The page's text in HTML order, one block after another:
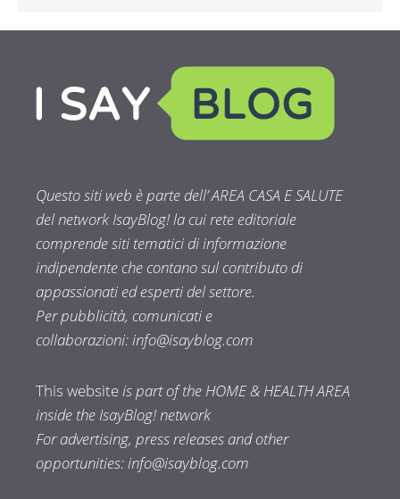
Questo siti web è parte dell’ AREA CASA E SALUTE
del network IsayBlog! la cui rete editoriale
comprende siti tematici di informazione
indipendente che contano sul contributo di
appassionati ed esperti del settore.
Per pubblicità, comunicati e
collaborazioni:info@isayblog.com
This websiteis part of the HOME & HEALTH AREA
inside the IsayBlog! network
For advertising, press releases and other
opportunities:info@isayblog.com